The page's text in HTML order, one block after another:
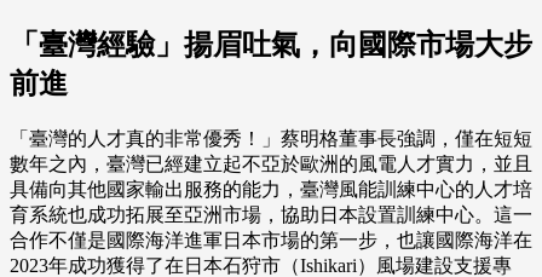
「臺灣經驗」揚眉吐氣，向國際市場大步
前進
「臺灣的人才真的非常優秀！」蔡明格董事長強調，僅在短短
數年之內，臺灣已經建立起不亞於歐洲的風電人才實力，並且
具備向其他國家輸出服務的能力，臺灣風能訓練中心的人才培
育系統也成功拓展至亞洲市場，協助日本設置訓練中心。這一
合作不僅是國際海洋進軍日本市場的第一步，也讓國際海洋在
2023年成功獲得了在日本石狩市（Ishikari）風場建設支援專